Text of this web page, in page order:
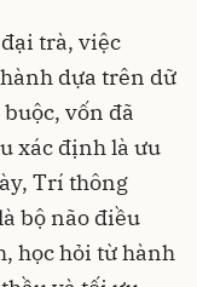
trà, việc
dựa trên dữ
vốn đã
xác định là ưu
Trí thông
bộ não điều
học hỏi từ hành